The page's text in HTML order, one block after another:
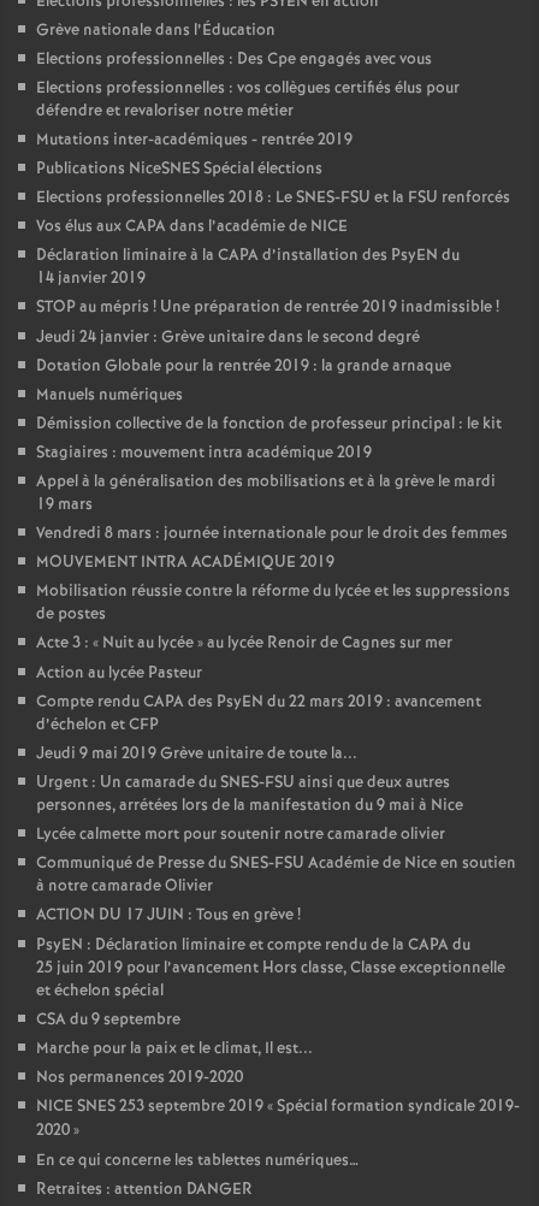
Grève nationale dans l’Éducation
Elections professionnelles : Des Cpe engagés avec vous
Elections professionnelles : vos collègues certifiés élus pour
défendre et revaloriser notre métier
Mutations inter-académiques - rentrée 2019
Publications NiceSNES Spécial élections
Elections professionnelles 2018 : Le SNES-FSU et la FSU renforcés
Vos élus aux CAPA dans l’académie de NICE
Déclaration liminaire à la CAPA d’installation des PsyEN du
14 janvier 2019
STOP au mépris ! Une préparation de rentrée 2019 inadmissible!
Jeudi 24 janvier : Grève unitaire dans le second degré
Dotation Globale pour la rentrée 2019 : la grande arnaque
Manuels numériques
Démission collective de la fonction de professeur principal : le kit
Stagiaires : mouvement intra académique 2019
Appel à la généralisation des mobilisations et à la grève le mardi
19 mars
Vendredi 8 mars : journée internationale pour le droit des femmes
MOUVEMENT INTRA ACADÉMIQUE 2019
Mobilisation réussie contre la réforme du lycée et les suppressions
de postes
Acte 3 : « Nuit au lycée» au lycée Renoir de Cagnes sur mer
Action au lycée Pasteur
Compte rendu CAPA des PsyEN du 22 mars 2019 : avancement
d’échelon et CFP
Jeudi 9 mai 2019 Grève unitaire de toute la...
Urgent : Un camarade du SNES-FSU ainsi que deux autres
personnes, arrétées lors de la manifestation du 9 mai à Nice
Lycée calmette mort pour soutenir notre camarade olivier
Communiqué de Presse du SNES-FSU Académie de Nice en soutien
à notre camarade Olivier
ACTION DU 17 JUIN : Tous en grève!
PsyEN : Déclaration liminaire et compte rendu de la CAPA du
25 juin 2019 pour l’avancement Hors classe, Classe exceptionnelle
et échelon spécial
CSA du 9 septembre
Marche pour la paix et le climat, Il est...
Nos permanences 2019-2020
NICE SNES 253 septembre 2019 «Spécial formation syndicale 2019-
2020»
En ce qui concerne les tablettes numériques…
Retraites : attention DANGER